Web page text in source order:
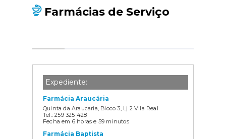
Farmácias de Serviço
Expediente:
Farmácia Araucária
Quinta da Araucaria, Bloco 3, Lj 2 Vila Real
Tel.: 259 325 428
Fecha em 6 horas e 59 minutos
Farmácia Baptista